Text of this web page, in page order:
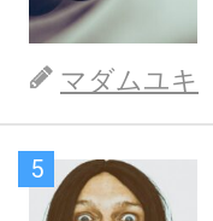
マダムユキ
5